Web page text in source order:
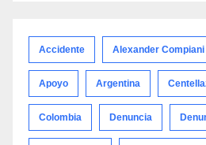
Accidente Alexander Compiani
Apoyo Argentina
Colombia Denuncia